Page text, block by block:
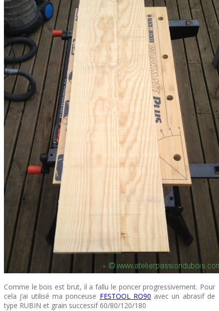
Comme le bois est brut, il a fallu le poncer progressivement. Pour
cela j’ai utilisé ma ponceuse FESTOOL RO90 avec un abrasif de
type RUBIN et grain successif 60/80/120/180